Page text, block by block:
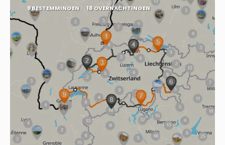
9 BESTEMMINGEN 18 OVERNACHTINGEN